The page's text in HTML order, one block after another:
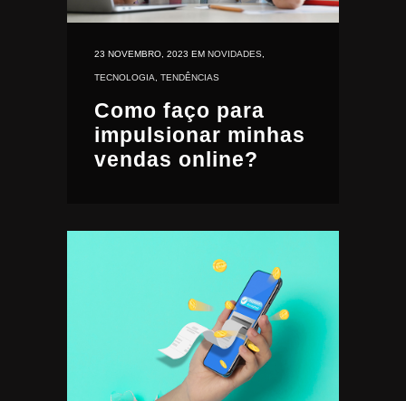
23 NOVEMBRO, 2023 EM NOVIDADES
TECNOLOGIA TENDÊNCIAS
Como faço para
impulsionar minhas
vendas online?